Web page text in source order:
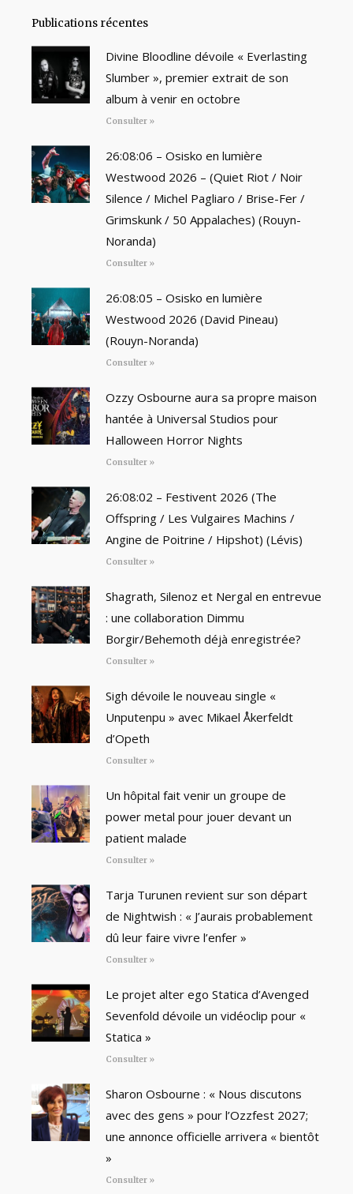
Publications récentes
Divine Bloodline dévoile « Everlasting
Slumber », premier extrait de son
album à venir en octobre
Consulter »
26:08:06 – Osisko en lumière
Westwood 2026 – (Quiet Riot / Noir
Silence / Michel Pagliaro / Brise-Fer /
Grimskunk / 50 Appalaches) (Rouyn-
Noranda)
Consulter »
26:08:05 – Osisko en lumière
Westwood 2026 (David Pineau)
(Rouyn-Noranda)
Consulter »
Ozzy Osbourne aura sa propre maison
hantée à Universal Studios pour
Halloween Horror Nights
Consulter »
26:08:02 – Festivent 2026 (The
Offspring / Les Vulgaires Machins /
Angine de Poitrine / Hipshot) (Lévis)
Consulter »
Shagrath, Silenoz et Nergal en entrevue
: une collaboration Dimmu
Borgir/Behemoth déjà enregistrée?
Consulter »
Sigh dévoile le nouveau single «
Unputenpu » avec Mikael Åkerfeldt
d’Opeth
Consulter »
Un hôpital fait venir un groupe de
power metal pour jouer devant un
patient malade
Consulter »
Tarja Turunen revient sur son départ
de Nightwish : « J’aurais probablement
dû leur faire vivre l’enfer »
Consulter »
Le projet alter ego Statica d’Avenged
Sevenfold dévoile un vidéoclip pour «
Statica »
Consulter »
Sharon Osbourne : « Nous discutons
avec des gens » pour l’Ozzfest 2027;
une annonce officielle arrivera « bientôt
»
Consulter »